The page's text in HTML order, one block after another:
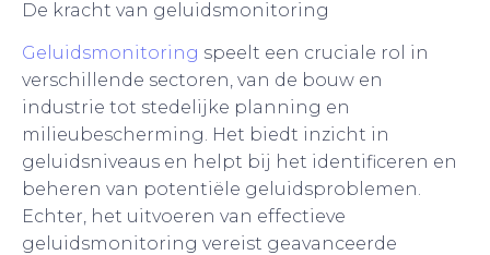
De kracht van geluidsmonitoring
Geluidsmonitoring speelt een cruciale rol in
verschillende sectoren, van de bouw en
industrie tot stedelijke planning en
milieubescherming. Het biedt inzicht in
geluidsniveaus en helpt bij het identificeren en
beheren van potentiële geluidsproblemen.
Echter, het uitvoeren van effectieve
geluidsmonitoring vereist geavanceerde